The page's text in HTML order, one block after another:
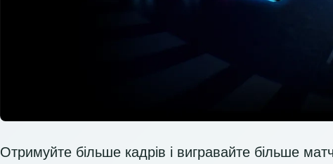
Отримуйте більше кадрів і вигравайте більше